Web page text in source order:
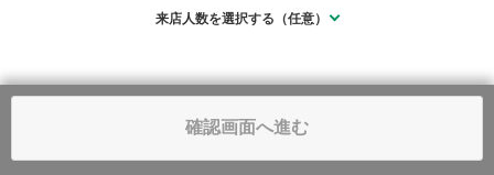
来店人数を選択する（任意）
確認画面へ進む